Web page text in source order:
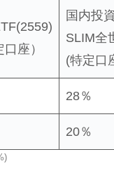
口座）
国内投
SLIM全
(特定口
28％
20％